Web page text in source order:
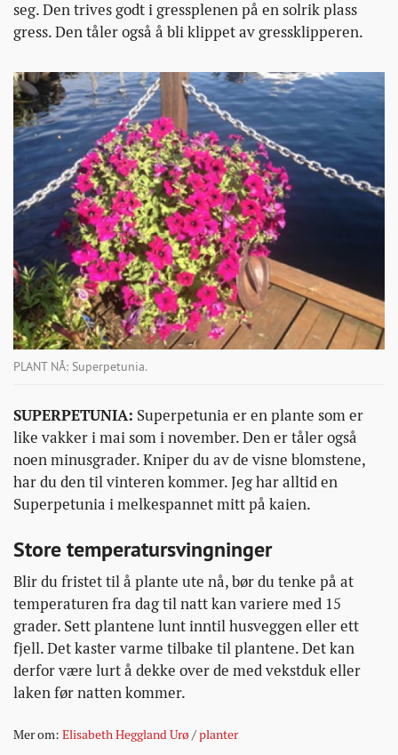
seg. Den trives godt i gressplenen på en solrik plass
gress. Den tåler også å bli klippet av gressklipperen.
PLANT NÅ: Superpetunia.
SUPERPETUNIA: Superpetunia er en plante som er
like vakker i mai som i november. Den er tåler også
noen minusgrader. Kniper du av de visne blomstene,
har du den til vinteren kommer. Jeg har alltid en
Superpetunia i melkespannet mitt på kaien.
Store temperatursvingninger
Blir du fristet til å plante ute nå, bør du tenke på at
temperaturen fra dag til natt kan variere med 15
grader. Sett plantene lunt inntil husveggen eller ett
fjell. Det kaster varme tilbake til plantene. Det kan
derfor være lurt å dekke over de med vekstduk eller
laken før natten kommer.
Mer om: Elisabeth Heggland Urø/planter